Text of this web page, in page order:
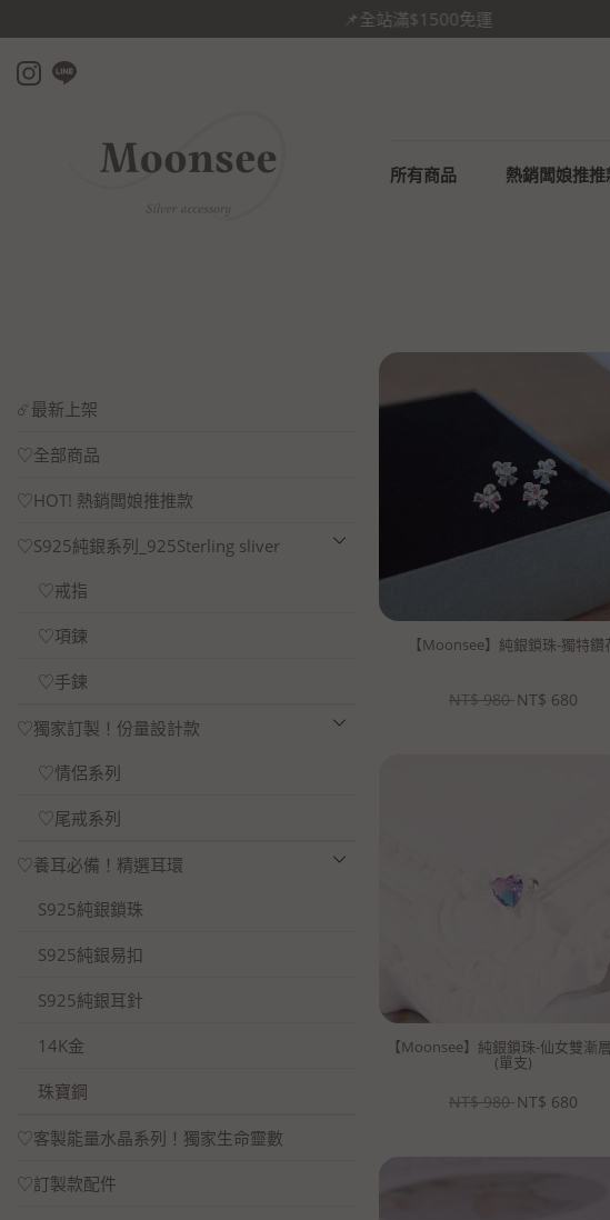
所有商品 熱銷闆娘推推
【Moonsee】純銀鎖珠-獨特鑽
NT$ 980 NT$ 680
【Moonsee】純銀鎖珠-仙女雙漸
(單支)
NT$ 980 NT$ 680
☄️最新上架
♡全部商品
♡HOT! 熱銷闆娘推推款
♡S925純銀系列_925Sterling sliver
♡戒指
♡項鍊
♡手鍊
♡獨家訂製！份量設計款
♡情侶系列
♡尾戒系列
♡養耳必備！精選耳環
S925純銀鎖珠
S925純銀易扣
S925純銀耳針
14K金
珠寶鋼
♡客製能量水晶系列！獨家生命靈數
♡訂製款配件